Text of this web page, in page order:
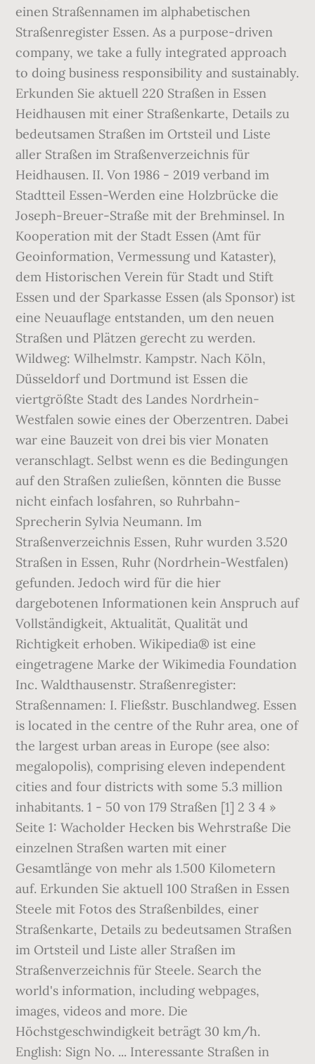
einen Straßennamen im alphabetischen
Straßenregister Essen. As a purpose-driven
company, we take a fully integrated approach
to doing business responsibility and sustainably.
Erkunden Sie aktuell 220 Straßen in Essen
Heidhausen mit einer Straßenkarte, Details zu
bedeutsamen Straßen im Ortsteil und Liste
aller Straßen im Straßenverzeichnis für
Heidhausen. II. Von 1986 - 2019 verband im
Stadtteil Essen-Werden eine Holzbrücke die
Joseph-Breuer-Straße mit der Brehminsel. In
Kooperation mit der Stadt Essen (Amt für
Geoinformation, Vermessung und Kataster),
dem Historischen Verein für Stadt und Stift
Essen und der Sparkasse Essen (als Sponsor) ist
eine Neuauflage entstanden, um den neuen
Straßen und Plätzen gerecht zu werden.
Wildweg: Wilhelmstr. Kampstr. Nach Köln,
Düsseldorf und Dortmund ist Essen die
viertgrößte Stadt des Landes Nordrhein-
Westfalen sowie eines der Oberzentren. Dabei
war eine Bauzeit von drei bis vier Monaten
veranschlagt. Selbst wenn es die Bedingungen
auf den Straßen zuließen, könnten die Busse
nicht einfach losfahren, so Ruhrbahn-
Sprecherin Sylvia Neumann. Im
Straßenverzeichnis Essen, Ruhr wurden 3.520
Straßen in Essen, Ruhr (Nordrhein-Westfalen)
gefunden. Jedoch wird für die hier
dargebotenen Informationen kein Anspruch auf
Vollständigkeit, Aktualität, Qualität und
Richtigkeit erhoben. Wikipedia® ist eine
eingetragene Marke der Wikimedia Foundation
Inc. Waldthausenstr. Straßenregister:
Straßennamen: I. Fließstr. Buschlandweg. Essen
is located in the centre of the Ruhr area, one of
the largest urban areas in Europe (see also:
megalopolis), comprising eleven independent
cities and four districts with some 5.3 million
inhabitants. 1 - 50 von 179 Straßen [1] 2 3 4 »
Seite 1: Wacholder Hecken bis Wehrstraße Die
einzelnen Straßen warten mit einer
Gesamtlänge von mehr als 1.500 Kilometern
auf. Erkunden Sie aktuell 100 Straßen in Essen
Steele mit Fotos des Straßenbildes, einer
Straßenkarte, Details zu bedeutsamen Straßen
im Ortsteil und Liste aller Straßen im
Straßenverzeichnis für Steele. Search the
world's information, including webpages,
images, videos and more. Die
Höchstgeschwindigkeit beträgt 30 km/h.
English: Sign No. ... Interessante Straßen in